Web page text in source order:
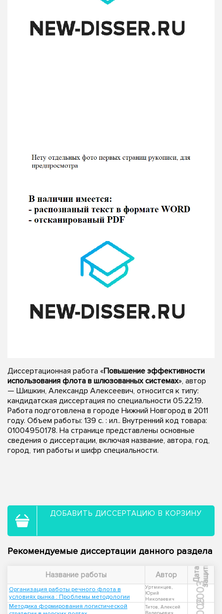
Диссертационная работа «Повышение эффективности
использования флота в шлюзованных системах», автор
— Шишкин, Александр Алексеевич, относится к типу:
кандидатская диссертация по специальности 05.22.19.
Работа подготовлена в городе Нижний Новгород в 2011
году. Объем работы: 139 с. : ил.. Внутренний код товара:
01004950178. На странице представлены основные
сведения о диссертации, включая название, автора, год,
город, тип работы и шифр специальности.
ДОБАВИТЬ ДИССЕРТАЦИЮ В КОРЗИНУ
Рекомендуемые диссертации данного раздела
Название работы Автор Д
а
т
а
з
а
щ
и
ты
Организация работы речного флота в
условиях рынка : Проблемы методологии
Уртминцев,
Юрий
Николаевич
2003
Методика формирования логистической
Титов, Алексей